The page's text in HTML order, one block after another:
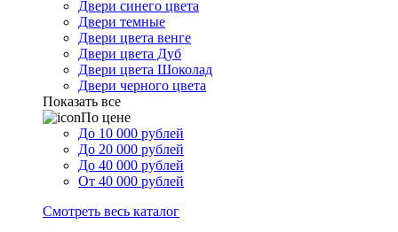
Двери синего цвета
Двери темные
Двери цвета венге
Двери цвета Дуб
Двери цвета Шоколад
Двери черного цвета
Показать все
По цене
До 10 000 рублей
До 20 000 рублей
До 40 000 рублей
От 40 000 рублей
Смотреть весь каталог